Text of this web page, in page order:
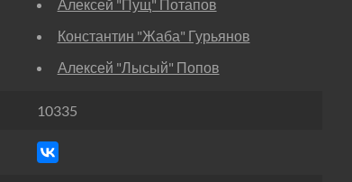
Алексей "Пущ" Потапов
Константин "Жаба" Гурьянов
Алексей "Лысый" Попов
10335